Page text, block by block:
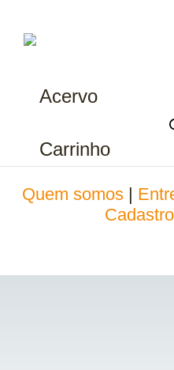
Acervo
Carrinho
Quem somos
Cadastro